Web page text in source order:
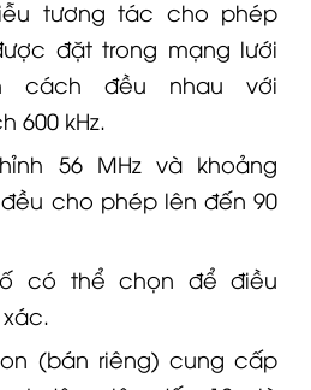
tương tác cho phép
đặt trong mạng lưới
cách đều nhau với
600 kHz.
56 MHz và khoảng
cho phép lên đến 90
có thể chọn để điều
(bán riêng) cung cấp